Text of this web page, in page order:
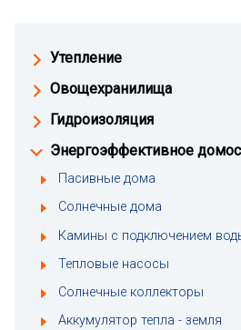
Утепление
Овощехранилища
Гидроизоляция
Энергоэффективное
Пасивные дома
Солнечные дома
Камины с подключением
Тепловые насосы
Солнечные коллекторы
Аккумулятор тепла - земля